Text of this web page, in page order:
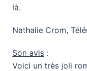
là.
Nathalie Crom,
Son avis :
Voici un très joli